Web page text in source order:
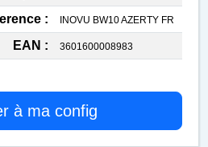
:
INOVU BW10 AZERTY FR
EAN : 3601600008983
à ma config